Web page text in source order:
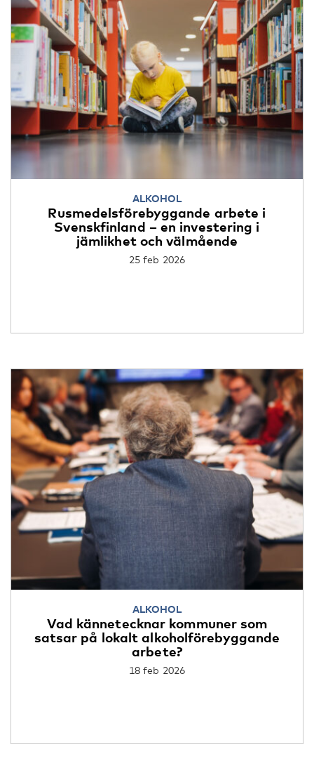
ALKOHOL
Rusmedelsförebyggande arbete i
Svenskfinland – en investering i
jämlikhet och välmående
25 feb 2026
ALKOHOL
Vad kännetecknar kommuner som
satsar på lokalt alkoholförebyggande
arbete?
18 feb 2026